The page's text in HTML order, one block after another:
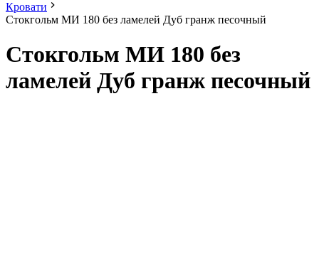
Кровати
Стокгольм МИ 180 без ламелей Дуб гранж песочный
Стокгольм МИ 180 без
ламелей Дуб гранж песочный